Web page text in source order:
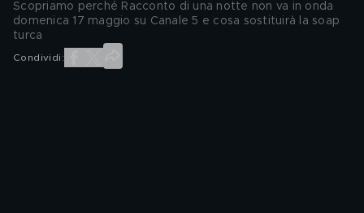
Scopriamo perché Racconto di una notte non va in onda
domenica 17 maggio su Canale 5 e cosa sostituirà la soap
turca
Condividi: